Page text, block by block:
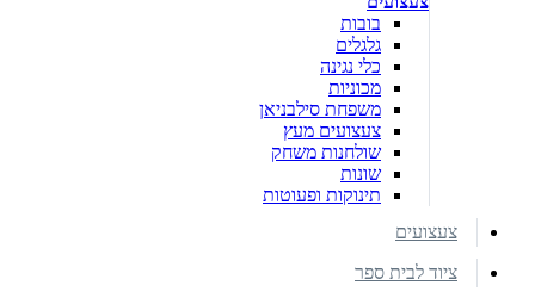
בובות
גלגלים
כלי נגינה
מכוניות
משפחת סילבניאן
צעצועים מעץ
שולחנות משחק
שונות
תינוקות ופעוטות
צעצועים
ציוד לבית ספר